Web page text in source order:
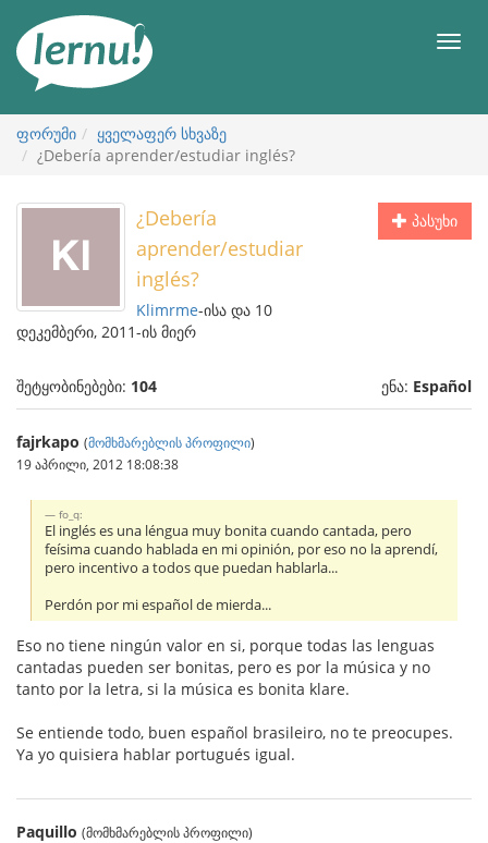
ნახვა
მენიუ
ფორუმი
ყველაფერ სხვაზე
¿Debería aprender/estudiar inglés?
პასუხი
¿Debería
aprender/estudiar
inglés?
Klimrme-ისა და 10
დეკემბერი, 2011-ის მიერ
შეტყობინებები: 104 ენა: Español
fajrkapo (მომხმარებლის პროფილი)
19 აპრილი, 2012 18:08:38
fo_q:
El inglés es una léngua muy bonita cuando cantada, pero
feísima cuando hablada en mi opinión, por eso no la aprendí,
pero incentivo a todos que puedan hablarla...
Perdón por mi español de mierda...
Eso no tiene ningún valor en si, porque todas las lenguas
cantadas pueden ser bonitas, pero es por la música y no
tanto por la letra, si la música es bonita klare.
Se entiende todo, buen español brasileiro, no te preocupes.
Ya yo quisiera hablar portugués igual.
Paquillo (მომხმარებლის პროფილი)